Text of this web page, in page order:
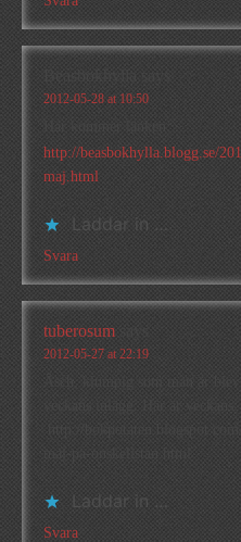
2012-05-28 at 10:50
http://beasbokhylla.blogg.se/
maj.html
Laddar in …
Svara
tuberosum
2012-05-27 at 22:19
http://
Laddar in …
Svara